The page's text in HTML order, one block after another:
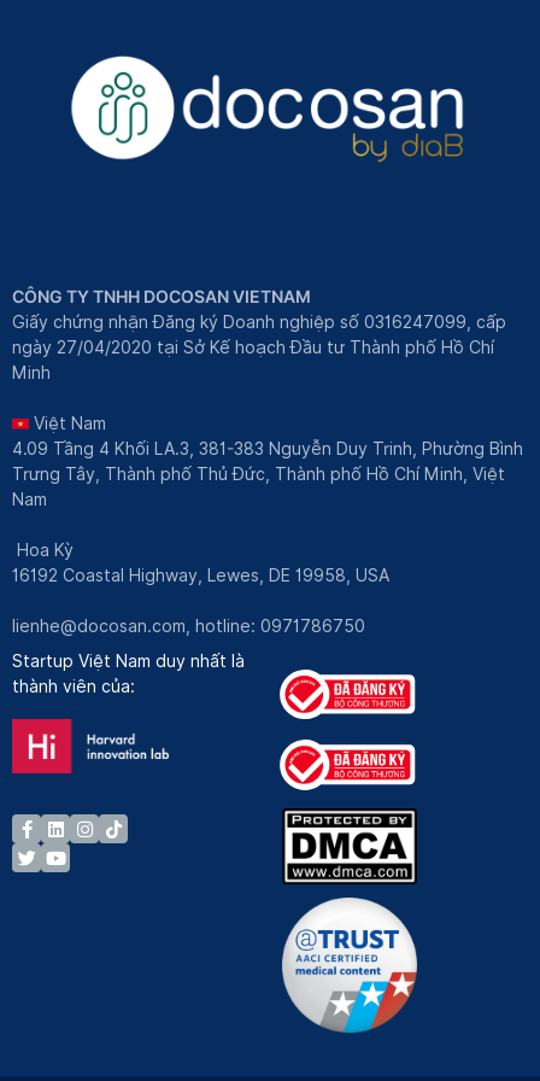
CÔNG TY TNHH DOCOSAN VIETNAM
Giấy chứng nhận Đăng ký Doanh nghiệp số 0316247099, cấp
ngày 27/04/2020 tại Sở Kế hoạch Đầu tư Thành phố Hồ Chí
Minh
Việt Nam
4.09 Tầng 4 Khối LA.3, 381-383 Nguyễn Duy Trinh, Phường Bình
Trưng Tây, Thành phố Thủ Đức, Thành phố Hồ Chí Minh, Việt
Nam
Hoa Kỳ
16192 Coastal Highway, Lewes, DE 19958, USA
lienhe@docosan.com , hotline: 0971786750
Startup Việt Nam duy nhất là
thành viên của: